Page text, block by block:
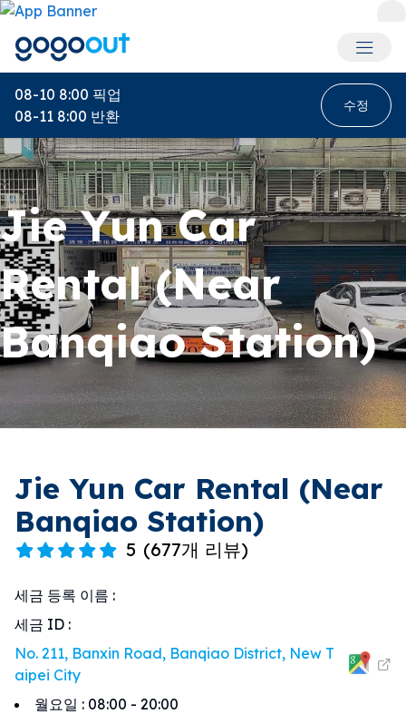
회원 메
08-10 8:00 픽업
08-11 8:00 반환
수정
Jie Yun Car
Rental (Near
Banqiao Station)
Jie Yun Car Rental (Near
Banqiao Station)
5 (677개 리뷰)
세금 등록 이름 :
세금 ID :
No. 211, Banxin Road, Banqiao District, New T
aipei City
월요일 : 08:00 - 20:00